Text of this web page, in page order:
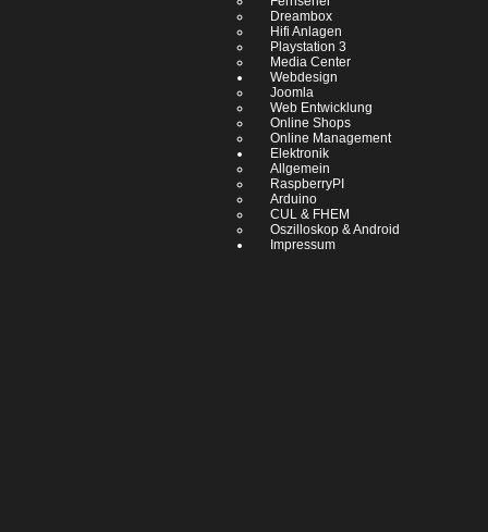
Dreambox
Hifi Anlagen
Playstation 3
Media Center
Webdesign
Joomla
Web Entwicklung
Online Shops
Online Management
Elektronik
Allgemein
RaspberryPI
Arduino
CUL & FHEM
Oszilloskop & Android
Impressum